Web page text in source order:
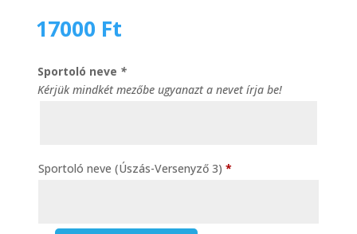
17000 Ft
Sportoló neve *
Kérjük mindkét mezőbe ugyanazt a nevet írja be!
Sportoló neve (Úszás-Versenyző 3) *